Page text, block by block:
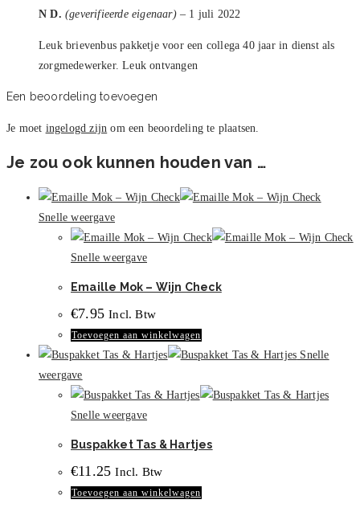
N D. (geverifieerde eigenaar) – 1 juli 2022
Leuk brievenbus pakketje voor een collega 40 jaar in dienst als
zorgmedewerker. Leuk ontvangen
Een beoordeling toevoegen
Je moet ingelogd zijn om een beoordeling te plaatsen.
Je zou ook kunnen houden van …
Snelle weergave
Snelle weergave
Emaille Mok – Wijn Check
€7.95 Incl. Btw
Toevoegen aan winkelwagen
Snelle
weergave
Snelle weergave
Buspakket Tas & Hartjes
€11.25 Incl. Btw
Toevoegen aan winkelwagen